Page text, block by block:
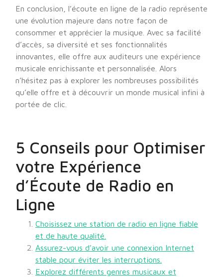
En conclusion, l’écoute en ligne de la radio représente
une évolution majeure dans notre façon de
consommer et apprécier la musique. Avec sa facilité
d’accès, sa diversité et ses fonctionnalités
innovantes, elle offre aux auditeurs une expérience
musicale enrichissante et personnalisée. Alors
n’hésitez pas à explorer les nombreuses possibilités
qu’elle offre et à découvrir un monde musical infini à
portée de clic.
5 Conseils pour Optimiser
votre Expérience
d’Écoute de Radio en
Ligne
Choisissez une station de radio en ligne fiable
et de haute qualité.
Assurez-vous d’avoir une connexion Internet
stable pour éviter les interruptions.
Explorez différents genres musicaux et